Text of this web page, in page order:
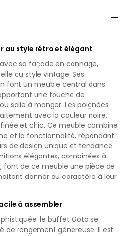

au style rétro et élégant
sa façade en cannage,
du style vintage. Ses
font un meuble central dans
une touche de
salle à manger. Les poignées
avec la couleur noire,
et chic. Ce meuble combine
et la fonctionnalité, répondant
de design unique et tendance
élégantes, combinées à
font de ce meuble une pièce de
donner du caractère à leur
à assembler
le buffet Goto se
de rangement généreuse. Il est